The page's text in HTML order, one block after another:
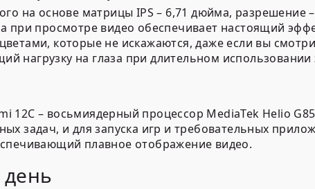
на основе матрицы IPS – 6,71 дюйма, разрешение
при просмотре видео обеспечивает настоящий
которые не искажаются, даже если вы
нагрузку на глаза при длительном использовании
12C – восьмиядерный процессор MediaTek Helio
задач, и для запуска игр и требовательных
плавное отображение видео.
день